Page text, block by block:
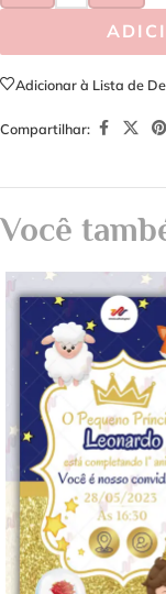
Adicionar à Lista de
Compartilhar:
Você